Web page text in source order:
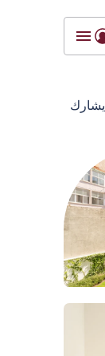
يشارك